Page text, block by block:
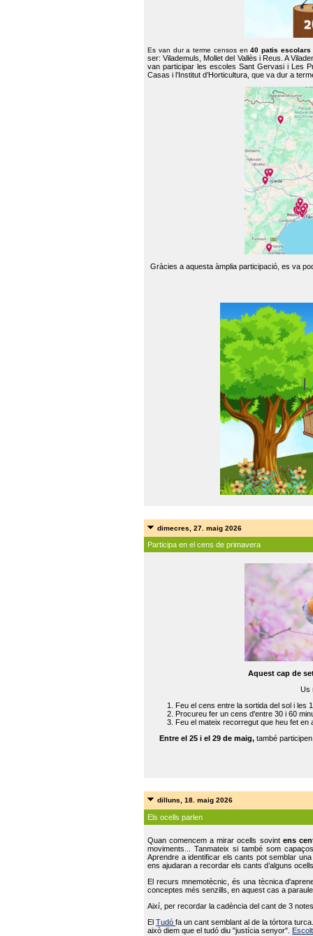
Es van dur a terme censos en40 patis escolars
ser: Vilademuls, Mollet del Vallès i Reus. A
van participar les escoles Sant Gervasi i Les
Casas i l’Institut d’Horticultura, que va dur a
Gràcies a aquesta àmplia participació, es va
dimecres, 27. maig 2026
Participa en el cens de primavera
Aquest cap de
Us
Feu el cens entre la sortida del sol i les
Procureu fer un cens d'entre 30 i 60
Feu el mateix recorregut que heu fet en
Entre el 25 i el 29 de maig, també
dilluns, 18. maig 2026
Els ocells parlen
Quan comencem a mirar ocells sovint ens
moviments... Tanmateix si també som
Aprendre a identificar els cants pot semblar
ens ajudaran a recordar els cants d’alguns
El recurs mnemotècnic, és una tècnica
conceptes més senzills, en aquest cas a
Així, per recordar la cadència del cant de 3
ElTudófa un cant semblant al de la tórtora
això diem que el tudó diu "justícia senyor".